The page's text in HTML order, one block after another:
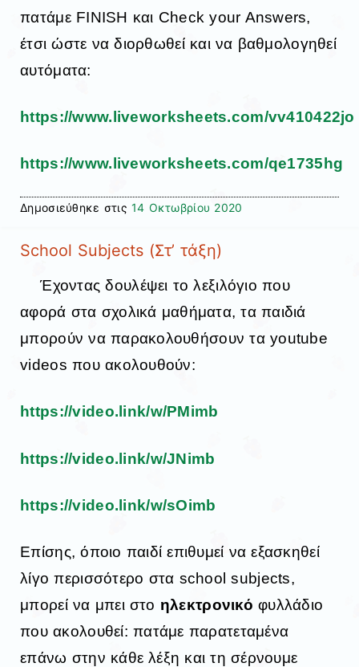
πατάμε FINISH και Check your Answers,
έτσι ώστε να διορθωθεί και να βαθμολογηθεί
αυτόματα:
https://www.liveworksheets.com/vv410422jo
https://www.liveworksheets.com/qe1735hg
Δημοσιεύθηκε στις 14 Οκτωβρίου 2020
School Subjects (Στ’ τάξη)
Έχοντας δουλέψει το λεξιλόγιο που
αφορά στα σχολικά μαθήματα, τα παιδιά
μπορούν να παρακολουθήσουν τα youtube
videos που ακολουθούν:
https://video.link/w/PMimb
https://video.link/w/JNimb
https://video.link/w/sOimb
Επίσης, όποιο παιδί επιθυμεί να εξασκηθεί
λίγο περισσότερο στα school subjects,
μπορεί να μπει στο ηλεκτρονικό φυλλάδιο
που ακολουθεί: πατάμε παρατεταμένα
επάνω στην κάθε λέξη και τη σέρνουμε